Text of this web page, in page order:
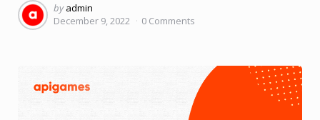
Posted
by
by admin
December 9, 2022
0 Comments